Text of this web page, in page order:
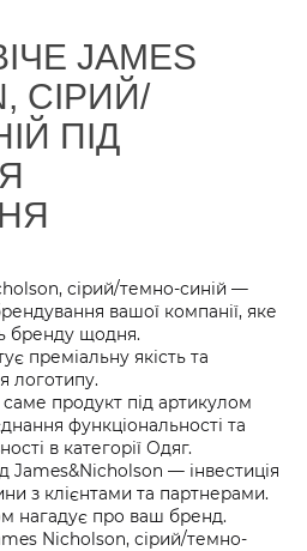
JAMES
СІРИЙ/
ПІД
сірий/темно-синій —
вашої компанії, яке
бренду щодня.
преміальну якість та
логотипу.
продукт під артикулом
функціональності та
в категорії Одяг.
James&Nicholson — інвестиція
з клієнтами та партнерами.
нагадує про ваш бренд.
Nicholson, сірий/темно-